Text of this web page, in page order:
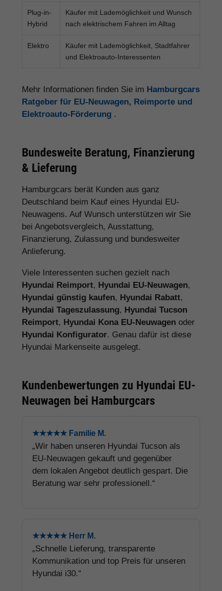
Plug-in-
Hybrid
Käufer mit Lademöglichkeit und Wunsch
nach elektrischem Fahren im Alltag
Elektro
Käufer mit Lademöglichkeit, Stadtfahrer
und Elektroauto-Interessenten
Mehr Informationen finden Sie im Hamburgcars
Ratgeber für EU-Neuwagen, Reimporte und
Elektroauto-Förderung .
Bundesweite Beratung, Finanzierung
& Lieferung
Hamburgcars berät Kunden aus ganz
Deutschland beim Kauf eines Hyundai EU-
Neuwagens. Auf Wunsch unterstützen wir Sie
bei Angebotsvergleich, Ausstattung,
Finanzierung, Zulassung und bundesweiter
Anlieferung.
Viele Interessenten suchen gezielt nach
Hyundai Reimport, Hyundai EU-Neuwagen,
Hyundai günstig kaufen, Hyundai Rabatt,
Hyundai Tageszulassung, Hyundai Tucson
Reimport, Hyundai Kona EU-Neuwagen oder
Hyundai Konfigurator. Genau dafür ist diese
Hyundai Markenseite ausgelegt.
Kundenbewertungen zu Hyundai EU-
Neuwagen bei Hamburgcars
★★★★★ Familie M.
„Wir haben unseren Hyundai Tucson als
EU-Neuwagen gekauft und gegenüber
dem lokalen Angebot deutlich gespart. Die
Beratung war sehr professionell.“
★★★★★ Herr M.
„Schnelle Lieferung, transparente
Kommunikation und top Preis für unseren
Hyundai i30.“